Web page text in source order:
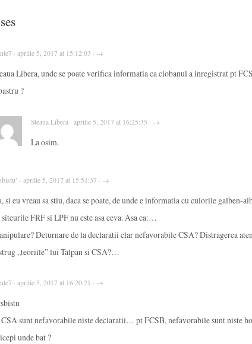
· aprilie 5, 2017 at 15:12:03 · →
Libera, unde se poate verifica informatia ca ciobanul a inregistrat pt
?
Steaua Libera · aprilie 5, 2017 at 16:25:35 · →
La osim.
· aprilie 5, 2017 at 15:51:37 · →
si eu vreau sa stiu, daca se poate, de unde e informatia cu culorile galben-
siteurile FRF si LPF nu este asa ceva. Asa ca:…
Deturnare de la declaratii clar nefavorabile CSA? Distragerea
„teoriile” lui Talpan si CSA?…
· aprilie 5, 2017 at 16:20:21 · →
sunt nefavorabile niste declaratii… pt FCSB, nefavorabile sunt niste
unde bat ?